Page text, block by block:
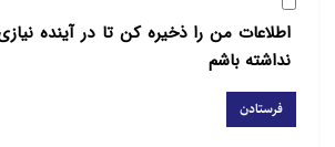
اطلاعات من را ذخیره کن تا در آینده
نداشته باشم